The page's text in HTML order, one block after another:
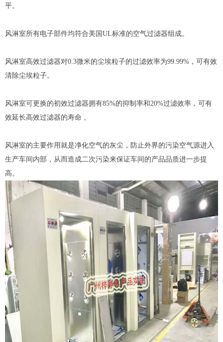
平。
风淋室所有电子部件均符合美国UL标准的空气过滤器组成。
风淋室高效过滤器对0.3微米的尘埃粒子的过滤效率为99.99%，可有效
清除尘埃粒子。
风淋室可更换的初效过滤器拥有85%的抑制率和20%过滤效率，可有
效延长高效过滤器的寿命 。
风淋室的主要作用就是净化空气的灰尘，防止外界的污染空气源进入
生产车间内部，从而造成二次污染来保证车间的产品品质进一步提
高。